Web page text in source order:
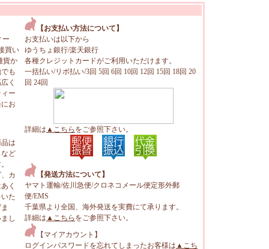
ー
買い
貨か
も
く
ー
お
は
ど
カ
く
た
し
【お支払い方法について】
お支払いは以下から
ゆうちょ銀行/楽天銀行
各種クレジットカードがご利用いただけます。
一括払い/リボ払い/3回 5回 6回 10回 12回 15回 18回 20
回 24回
詳細は ▲こちら をご参照下さい。
【発送方法について】
ヤマト運輸/佐川急便/クロネコメール便定形外郵
便/EMS
千葉県より全国、海外発送を実費にて承ります。
詳細は ▲こちら をご参照下さい。
【マイアカウント】
ログインパスワードを忘れてしまったお客様は ▲こち